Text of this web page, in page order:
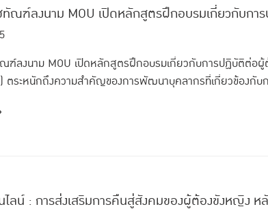
ทัณฑ์ลงนาม MOU เปิดหลักสูตรฝึกอบรมเกี่ยวกับกา
ฑ์ลงนาม MOU เปิดหลักสูตรฝึกอบรมเกี่ยวกับการปฏิบัติต่อ
ตระหนักถึงความสำคัญของการพัฒนาบุคลากรที่เกี่ยวข้องกับ
ไลน์ : การส่งเสริมการคืนสู่สังคมของผู้ต้องขังหญิง ห